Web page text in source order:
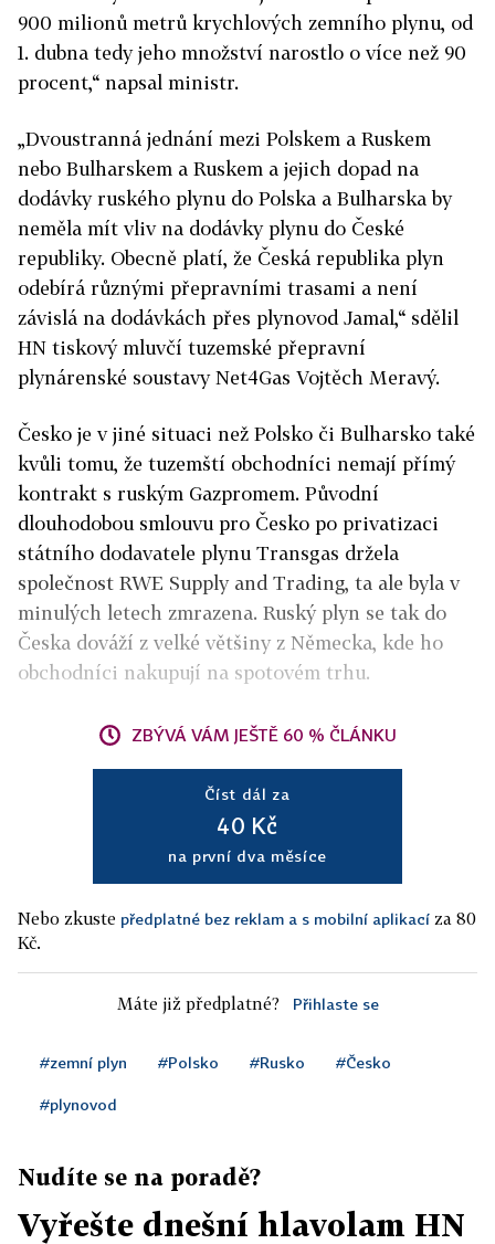
900 milionů metrů krychlových zemního plynu, od
1. dubna tedy jeho množství narostlo o více než 90
procent,“ napsal ministr.
„Dvoustranná jednání mezi Polskem a Ruskem
nebo Bulharskem a Ruskem a jejich dopad na
dodávky ruského plynu do Polska a Bulharska by
neměla mít vliv na dodávky plynu do České
republiky. Obecně platí, že Česká republika plyn
odebírá různými přepravními trasami a není
závislá na dodávkách přes plynovod Jamal,“ sdělil
HN tiskový mluvčí tuzemské přepravní
plynárenské soustavy Net4Gas Vojtěch Meravý.
Česko je v jiné situaci než Polsko či Bulharsko také
kvůli tomu, že tuzemští obchodníci nemají přímý
kontrakt s ruským Gazpromem. Původní
dlouhodobou smlouvu pro Česko po privatizaci
státního dodavatele plynu Transgas držela
společnost RWE Supply and Trading, ta ale byla v
minulých letech zmrazena. Ruský plyn se tak do
Česka dováží z velké většiny z Německa, kde ho
obchodníci nakupují na spotovém trhu.
ZBÝVÁ VÁM JEŠTĚ 60 % ČLÁNKU
Číst dál za
40 Kč
na první dva měsíce
Nebo zkuste předplatné bez reklam a s mobilní aplikací za 80
Kč.
Máte již předplatné? Přihlaste se
#zemní plyn #Polsko #Rusko #Česko
#plynovod
Nudíte se na poradě?
Vyřešte dnešní hlavolam HN